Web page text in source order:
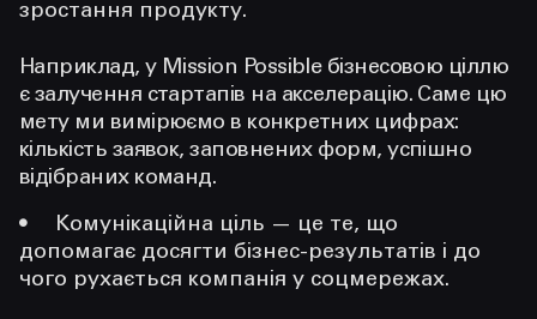
зростання продукту.
Наприклад, у Mission Possible бізнесовою ціллю
є залучення стартапів на акселерацію. Саме цю
мету ми вимірюємо в конкретних цифрах:
кількість заявок, заповнених форм, успішно
відібраних команд.
Комунікаційна ціль — це те, що
допомагає досягти бізнес-результатів і до
чого рухається компанія у соцмережах.